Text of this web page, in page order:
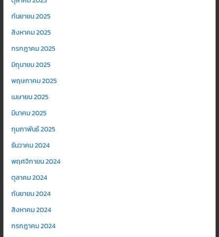
กันยายน 2025
สิงหาคม 2025
กรกฎาคม 2025
มิถุนายน 2025
พฤษภาคม 2025
เมษายน 2025
มีนาคม 2025
กุมภาพันธ์ 2025
ธันวาคม 2024
พฤศจิกายน 2024
ตุลาคม 2024
กันยายน 2024
สิงหาคม 2024
กรกฎาคม 2024